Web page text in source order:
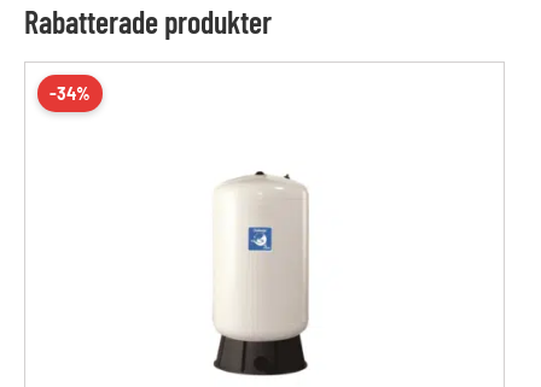
Rabatterade produkter
-34%